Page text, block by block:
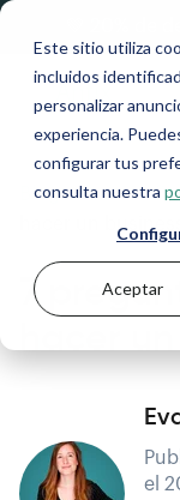
Este sitio utiliza
incluidos
personalizar
experiencia.
configurar tus
consulta nuestra
Aceptar
💚 20% de
Blog >Gestión
hacer un
7
hacer
el